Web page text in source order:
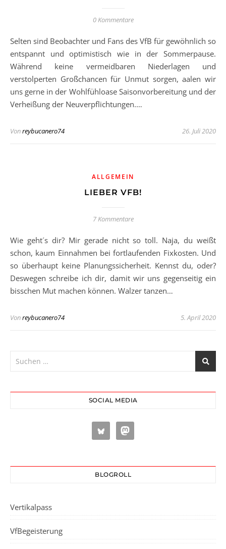
0 Kommentare
Selten sind Beobachter und Fans des VfB für gewöhnlich so
entspannt und optimistisch wie in der Sommerpause.
Während keine vermeidbaren Niederlagen und
verstolperten Großchancen für Unmut sorgen, aalen wir
uns gerne in der Wohlfühloase Saisonvorbereitung und der
Verheißung der Neuverpflichtungen.…
Vonreybucanero74 26. Juli 2020
ALLGEMEIN
LIEBER VFB!
7 Kommentare
Wie geht´s dir? Mir gerade nicht so toll. Naja, du weißt
schon, kaum Einnahmen bei fortlaufenden Fixkosten. Und
so überhaupt keine Planungssicherheit. Kennst du, oder?
Deswegen schreibe ich dir, damit wir uns gegenseitig ein
bisschen Mut machen können. Walzer tanzen…
Vonreybucanero74 5. April 2020
SOCIAL MEDIA
BLOGROLL
Vertikalpass
VfBegeisterung